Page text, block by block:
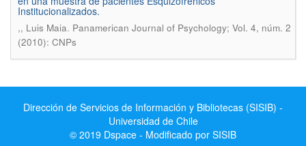
Institucionalizados.
,, Luis Maia. Panamerican Journal of Psychology; Vol. 4, núm. 2
(2010): CNPs
Dirección de Servicios de Información y Bibliotecas (SISIB) -
Universidad de Chile
© 2019 Dspace - Modificado por SISIB